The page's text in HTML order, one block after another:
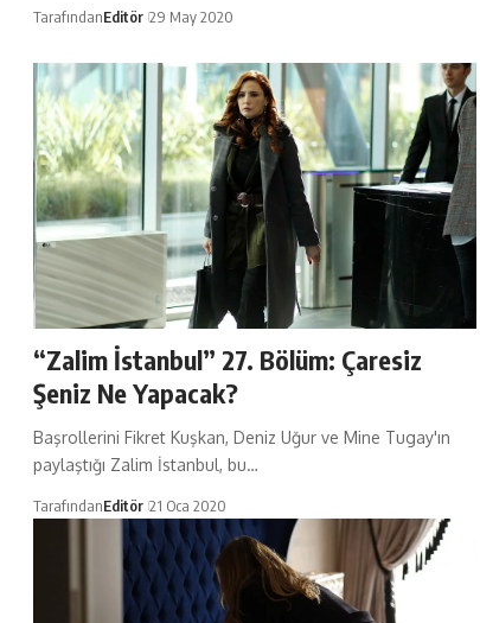
TarafındanEditör 29 May 2020
“Zalim İstanbul” 27. Bölüm: Çaresiz
Şeniz Ne Yapacak?
Başrollerini Fikret Kuşkan, Deniz Uğur ve Mine Tugay'ın
paylaştığı Zalim İstanbul, bu…
TarafındanEditör 21 Oca 2020